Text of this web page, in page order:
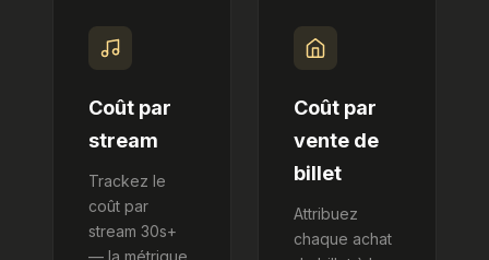
Coût par
stream
Trackez le
coût par
stream 30s+
— la métrique
Coût par
vente de
billet
Attribuez
chaque achat